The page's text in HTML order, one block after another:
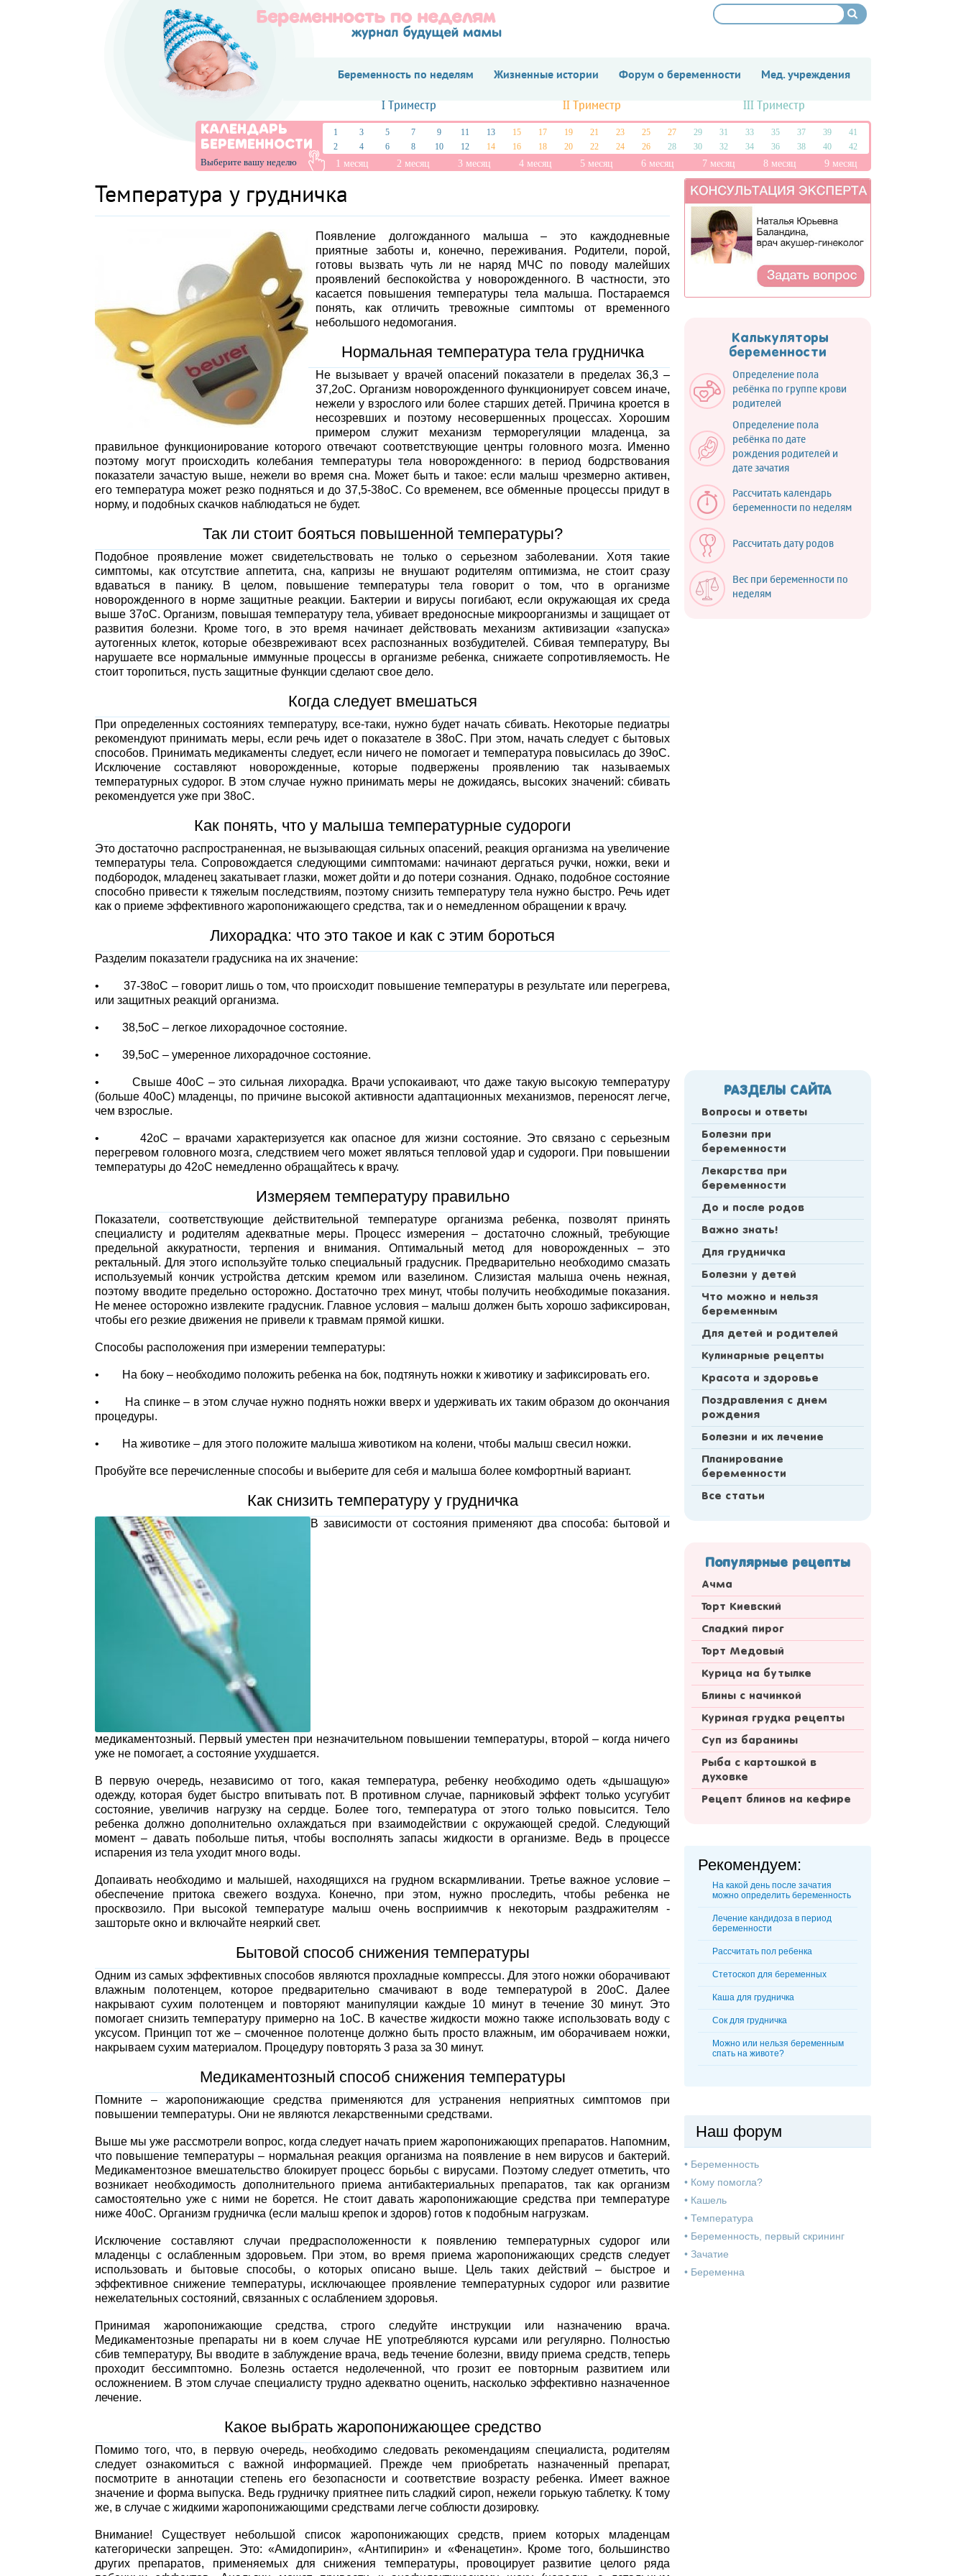
Беременность по неделям Жизненные истории Форум о беременности Мед. учреждения
I Триместр II Триместр III Триместр
КАЛЕНДАРЬ
БЕРЕМЕННОСТИ
Выберите вашу неделю
1 3 5 7 9 11 13 15 17 19 21 23 25 27 29 31 33 35 37 39
41
2
4 6 8 10 12 14 16 18 20 22 24 26 28 30 32 34 36 38 40 42
1 месяц 2 месяц 3 месяц 4 месяц 5 месяц 6 месяц 7 месяц 8 месяц 9 месяц
Температура у грудничка
Появление долгожданного малыша – это каждодневные
приятные заботы и, конечно, переживания. Родители, порой,
готовы вызвать чуть ли не наряд МЧС по поводу малейших
проявлений беспокойства у новорожденного. В частности, это
касается повышения температуры тела малыша. Постараемся
понять, как отличить тревожные симптомы от временного
небольшого недомогания.
Нормальная температура тела грудничка
Не вызывает у врачей опасений показатели в пределах 36,3 –
37,2оС. Организм новорожденного функционирует совсем иначе,
нежели у взрослого или более старших детей. Причина кроется в
несозревших и поэтому несовершенных процессах. Хорошим
примером служит механизм терморегуляции младенца, за
правильное функционирование которого отвечают соответствующие центры головного мозга. Именно
поэтому могут происходить колебания температуры тела новорожденного: в период бодрствования
показатели зачастую выше, нежели во время сна. Может быть и такое: если малыш чрезмерно активен,
его температура может резко подняться и до 37,5-38оС. Со временем, все обменные процессы придут в
норму, и подобных скачков наблюдаться не будет.
Так ли стоит бояться повышенной температуры?
Подобное проявление может свидетельствовать не только о серьезном заболевании. Хотя такие
симптомы, как отсутствие аппетита, сна, капризы не внушают родителям оптимизма, не стоит сразу
вдаваться в панику. В целом, повышение температуры тела говорит о том, что в организме
новорожденного в норме защитные реакции. Бактерии и вирусы погибают, если окружающая их среда
выше 37оС. Организм, повышая температуру тела, убивает вредоносные микроорганизмы и защищает от
развития болезни. Кроме того, в это время начинает действовать механизм активизации «запуска»
аутогенных клеток, которые обезвреживают всех распознанных возбудителей. Сбивая температуру, Вы
нарушаете все нормальные иммунные процессы в организме ребенка, снижаете сопротивляемость. Не
стоит торопиться, пусть защитные функции сделают свое дело.
Когда следует вмешаться
При определенных состояниях температуру, все-таки, нужно будет начать сбивать. Некоторые педиатры
рекомендуют принимать меры, если речь идет о показателе в 38оС. При этом, начать следует с бытовых
способов. Принимать медикаменты следует, если ничего не помогает и температура повысилась до 39оС.
Исключение составляют новорожденные, которые подвержены проявлению так называемых
температурных судорог. В этом случае нужно принимать меры не дожидаясь, высоких значений: сбивать
рекомендуется уже при 38оС.
Как понять, что у малыша температурные судороги
Это достаточно распространенная, не вызывающая сильных опасений, реакция организма на увеличение
температуры тела. Сопровождается следующими симптомами: начинают дергаться ручки, ножки, веки и
подбородок, младенец закатывает глазки, может дойти и до потери сознания. Однако, подобное состояние
способно привести к тяжелым последствиям, поэтому снизить температуру тела нужно быстро. Речь идет
как о приеме эффективного жаропонижающего средства, так и о немедленном обращении к врачу.
Лихорадка: что это такое и как с этим бороться
Разделим показатели градусника на их значение:
• 37-38оС – говорит лишь о том, что происходит повышение температуры в результате или перегрева,
или защитных реакций организма.
• 38,5оС – легкое лихорадочное состояние.
• 39,5оС – умеренное лихорадочное состояние.
• Свыше 40оС – это сильная лихорадка. Врачи успокаивают, что даже такую высокую температуру
(больше 40оС) младенцы, по причине высокой активности адаптационных механизмов, переносят легче,
чем взрослые.
• 42оС – врачами характеризуется как опасное для жизни состояние. Это связано с серьезным
перегревом головного мозга, следствием чего может являться тепловой удар и судороги. При повышении
температуры до 42оС немедленно обращайтесь к врачу.
Измеряем температуру правильно
Показатели, соответствующие действительной температуре организма ребенка, позволят принять
специалисту и родителям адекватные меры. Процесс измерения – достаточно сложный, требующие
предельной аккуратности, терпения и внимания. Оптимальный метод для новорожденных – это
ректальный. Для этого используйте только специальный градусник. Предварительно необходимо смазать
используемый кончик устройства детским кремом или вазелином. Слизистая малыша очень нежная,
поэтому вводите предельно осторожно. Достаточно трех минут, чтобы получить необходимые показания.
Не менее осторожно извлеките градусник. Главное условия – малыш должен быть хорошо зафиксирован,
чтобы его резкие движения не привели к травмам прямой кишки.
Способы расположения при измерении температуры:
• На боку – необходимо положить ребенка на бок, подтянуть ножки к животику и зафиксировать его.
• На спинке – в этом случае нужно поднять ножки вверх и удерживать их таким образом до окончания
процедуры.
• На животике – для этого положите малыша животиком на колени, чтобы малыш свесил ножки.
Пробуйте все перечисленные способы и выберите для себя и малыша более комфортный вариант.
Как снизить температуру у грудничка
В зависимости от состояния применяют два способа: бытовой и
медикаментозный. Первый уместен при незначительном повышении температуры, второй – когда ничего
уже не помогает, а состояние ухудшается.
В первую очередь, независимо от того, какая температура, ребенку необходимо одеть «дышащую»
одежду, которая будет быстро впитывать пот. В противном случае, парниковый эффект только усугубит
состояние, увеличив нагрузку на сердце. Более того, температура от этого только повысится. Тело
ребенка должно дополнительно охлаждаться при взаимодействии с окружающей средой. Следующий
момент – давать побольше питья, чтобы восполнять запасы жидкости в организме. Ведь в процессе
испарения из тела уходит много воды.
Допаивать необходимо и малышей, находящихся на грудном вскармливании. Третье важное условие –
обеспечение притока свежего воздуха. Конечно, при этом, нужно проследить, чтобы ребенка не
просквозило. При высокой температуре малыш очень восприимчив к некоторым раздражителям -
зашторьте окно и включайте неяркий свет.
Бытовой способ снижения температуры
Одним из самых эффективных способов являются прохладные компрессы. Для этого ножки оборачивают
влажным полотенцем, которое предварительно смачивают в воде температурой в 20оС. Далее
накрывают сухим полотенцем и повторяют манипуляции каждые 10 минут в течение 30 минут. Это
помогает снизить температуру примерно на 1оС. В качестве жидкости можно также использовать воду с
уксусом. Принцип тот же – смоченное полотенце должно быть просто влажным, им оборачиваем ножки,
накрываем сухим материалом. Процедуру повторять 3 раза за 30 минут.
Медикаментозный способ снижения температуры
Помните – жаропонижающие средства применяются для устранения неприятных симптомов при
повышении температуры. Они не являются лекарственными средствами.
Выше мы уже рассмотрели вопрос, когда следует начать прием жаропонижающих препаратов. Напомним,
что повышение температуры – нормальная реакция организма на появление в нем вирусов и бактерий.
Медикаментозное вмешательство блокирует процесс борьбы с вирусами. Поэтому следует отметить, что
возникает необходимость дополнительного приема антибактериальных препаратов, так как организм
самостоятельно уже с ними не борется. Не стоит давать жаропонижающие средства при температуре
ниже 40оС. Организм грудничка (если малыш крепок и здоров) готов к подобным нагрузкам.
Исключение составляют случаи предрасположенности к появлению температурных судорог или
младенцы с ослабленным здоровьем. При этом, во время приема жаропонижающих средств следует
использовать и бытовые способы, о которых описано выше. Цель таких действий – быстрое и
эффективное снижение температуры, исключающее проявление температурных судорог или развитие
нежелательных состояний, связанных с ослаблением здоровья.
Принимая жаропонижающие средства, строго следуйте инструкции или назначению врача.
Медикаментозные препараты ни в коем случае НЕ употребляются курсами или регулярно. Полностью
сбив температуру, Вы вводите в заблуждение врача, ведь течение болезни, ввиду приема средств, теперь
проходит бессимптомно. Болезнь остается недолеченной, что грозит ее повторным развитием или
осложнением. В этом случае специалисту трудно адекватно оценить, насколько эффективно назначенное
лечение.
Какое выбрать жаропонижающее средство
Помимо того, что, в первую очередь, необходимо следовать рекомендациям специалиста, родителям
следует ознакомиться с важной информацией. Прежде чем приобретать назначенный препарат,
посмотрите в аннотации степень его безопасности и соответствие возрасту ребенка. Имеет важное
значение и форма выпуска. Ведь грудничку приятнее пить сладкий сироп, нежели горькую таблетку. К тому
же, в случае с жидкими жаропонижающими средствами легче соблюсти дозировку.
Внимание! Существует небольшой список жаропонижающих средств, прием которых младенцам
категорически запрещен. Это: «Амидопирин», «Антипирин» и «Фенацетин». Кроме того, большинство
других препаратов, применяемых для снижения температуры, провоцирует развитие целого ряда
Калькуляторы
беременности
Определение пола
ребёнка по группе крови
родителей
Определение пола
ребёнка по дате
рождения родителей и
дате зачатия
Рассчитать календарь
беременности по неделям
Рассчитать дату родов
Вес при беременности по
неделям
РАЗДЕЛЫ САЙТА
Вопросы и ответы
Болезни при
беременности
Лекарства при
беременности
До и после родов
Важно знать!
Для грудничка
Болезни у детей
Что можно и нельзя
беременным
Для детей и родителей
Кулинарные рецепты
Красота и здоровье
Поздравления с днем
рождения
Болезни и их лечение
Планирование
беременности
Все статьи
Популярные рецепты
Ачма
Торт Киевский
Сладкий пирог
Торт Медовый
Курица на бутылке
Блины с начинкой
Куриная грудка рецепты
Суп из баранины
Рыба с картошкой в
духовке
Рецепт блинов на кефире
Рекомендуем:
На какой день после зачатия
можно определить беременность
Лечение кандидоза в период
беременности
Рассчитать пол ребенка
Стетоскоп для беременных
Каша для грудничка
Сок для грудничка
Можно или нельзя беременным
спать на животе?
Наш форум
• Беременность
• Кому помогла?
• Кашель
• Температура
• Беременность, первый скрининг
• Зачатие
• Беременна